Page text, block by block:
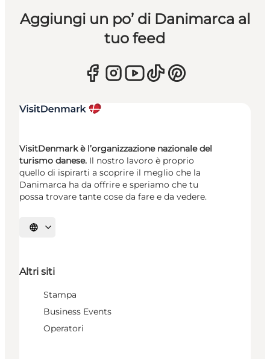
Aggiungi un po’ di Danimarca al
tuo feed
VisitDenmark è l’organizzazione nazionale del
turismo danese. Il nostro lavoro è proprio
quello di ispirarti a scoprire il meglio che la
Danimarca ha da offrire e speriamo che tu
possa trovare tante cose da fare e da vedere.
Seleziona la lingua
Altri siti
Stampa
Business Events
Operatori